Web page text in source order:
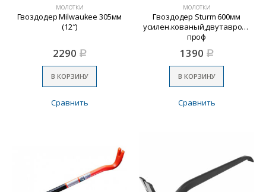
МОЛОТКИ
Гвоздодер Milwaukee 305мм
(12″)
2290 Р
В КОРЗИНУ
Сравнить
МОЛОТКИ
Гвоздодер Sturm 600мм
усилен.кованый,двутавровый
проф
1390 Р
В КОРЗИНУ
Сравнить